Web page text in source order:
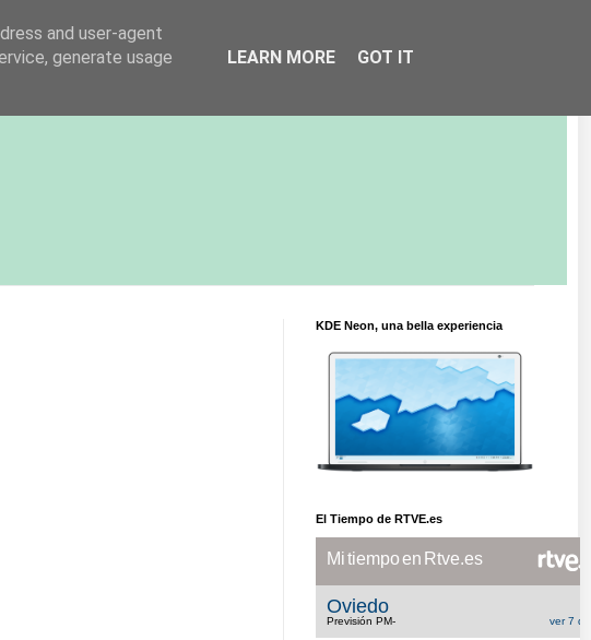
KDE Neon, una bella experiencia
El Tiempo de RTVE.es
and user-agent
generate usage
LEARN MORE GOT IT